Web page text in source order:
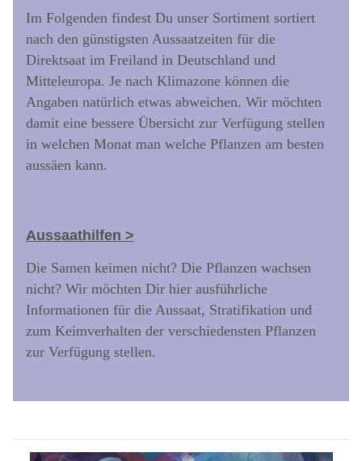
Im Folgenden findest Du unser Sortiment sortiert
nach den günstigsten Aussaatzeiten für die
Direktsaat im Freiland in Deutschland und
Mitteleuropa. Je nach Klimazone können die
Angaben natürlich etwas abweichen. Wir möchten
damit eine bessere Übersicht zur Verfügung stellen
in welchen Monat man welche Pflanzen am besten
aussäen kann.
Aussaathilfen >
Die Samen keimen nicht? Die Pflanzen wachsen
nicht? Wir möchten Dir hier ausführliche
Informationen für die Aussaat, Stratifikation und
zum Keimverhalten der verschiedensten Pflanzen
zur Verfügung stellen.